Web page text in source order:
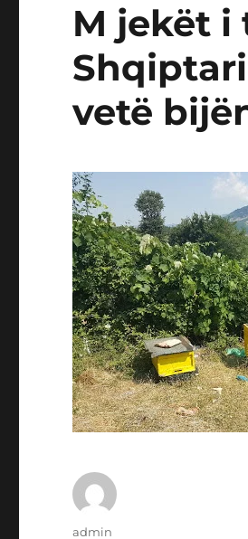
M jekët i
vetë
Author
admin